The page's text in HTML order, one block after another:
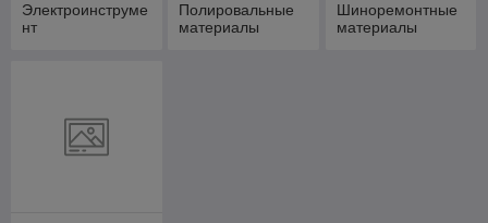
Электроинструме
нт
Полировальные
материалы
Шиноремонтные
материалы